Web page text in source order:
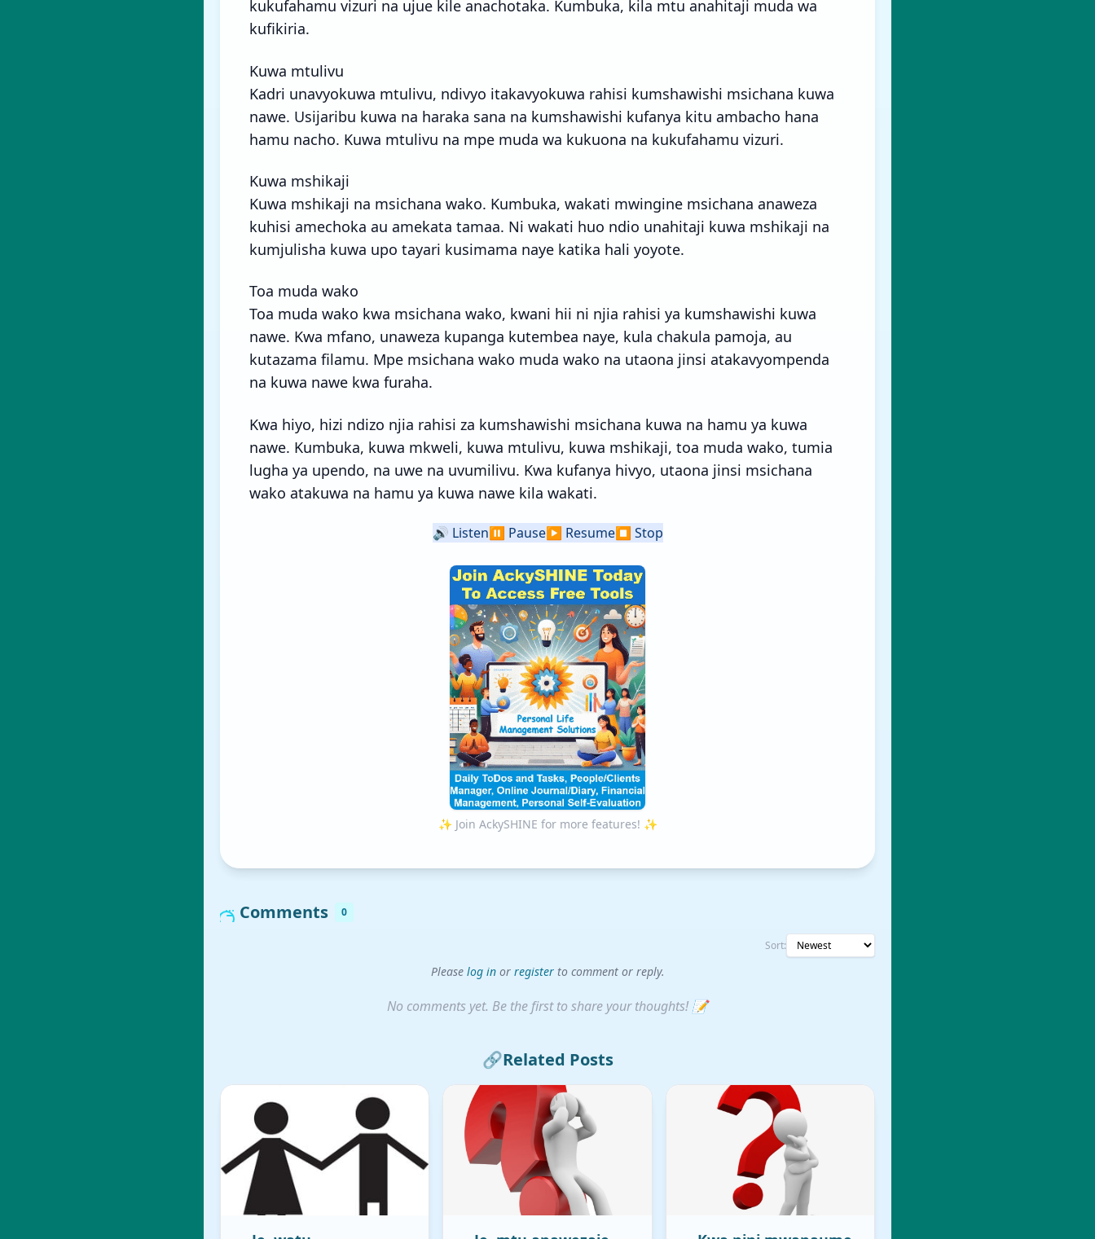
kukufahamu vizuri na ujue kile anachotaka. Kumbuka, kila mtu anahitaji muda wa
kufikiria.
Kuwa mtulivu
Kadri unavyokuwa mtulivu, ndivyo itakavyokuwa rahisi kumshawishi msichana kuwa
nawe. Usijaribu kuwa na haraka sana na kumshawishi kufanya kitu ambacho hana
hamu nacho. Kuwa mtulivu na mpe muda wa kukuona na kukufahamu vizuri.
Kuwa mshikaji
Kuwa mshikaji na msichana wako. Kumbuka, wakati mwingine msichana anaweza
kuhisi amechoka au amekata tamaa. Ni wakati huo ndio unahitaji kuwa mshikaji na
kumjulisha kuwa upo tayari kusimama naye katika hali yoyote.
Toa muda wako
Toa muda wako kwa msichana wako, kwani hii ni njia rahisi ya kumshawishi kuwa
nawe. Kwa mfano, unaweza kupanga kutembea naye, kula chakula pamoja, au
kutazama filamu. Mpe msichana wako muda wako na utaona jinsi atakavyompenda
na kuwa nawe kwa furaha.
Kwa hiyo, hizi ndizo njia rahisi za kumshawishi msichana kuwa na hamu ya kuwa
nawe. Kumbuka, kuwa mkweli, kuwa mtulivu, kuwa mshikaji, toa muda wako, tumia
lugha ya upendo, na uwe na uvumilivu. Kwa kufanya hivyo, utaona jinsi msichana
wako atakuwa na hamu ya kuwa nawe kila wakati.
🔊 Listen⏸️ Pause▶️ Resume⏹️ Stop
✨ Join AckySHINE for more features! ✨
Comments 0
Sort:
Please log inor registerto comment or reply.
No comments yet. Be the first to share your thoughts! 📝
🔗Related Posts